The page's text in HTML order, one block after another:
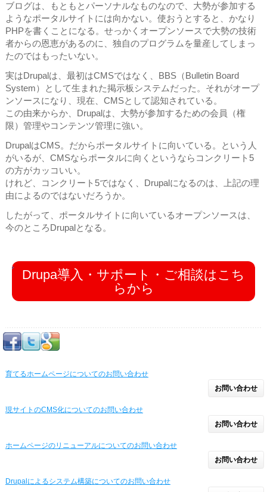
ブログは、もともとパーソナルなものなので、大勢が参加する
ようなポータルサイトには向かない。使おうとすると、かなり
PHPを書くことになる。せっかくオープンソースで大勢の技術
者からの恩恵があるのに、独自のプログラムを量産してしまっ
たのではもったいない。
実はDrupalは、最初はCMSではなく、BBS（Bulletin Board
System）として生まれた掲示板システムだった。それがオープ
ンソースになり、現在、CMSとして認知されている。
この由来からか、Drupalは、大勢が参加するための会員（権
限）管理やコンテンツ管理に強い。
DrupalはCMS。だからポータルサイトに向いている。という人
がいるが、CMSならポータルに向くというならコンクリート5
の方がカッコいい。
けれど、コンクリート5ではなく、Drupalになるのは、上記の理
由によるのではないだろうか。
したがって、ポータルサイトに向いているオープンソースは、
今のところDrupalとなる。
Drupa導入・サポート・ご相談はこち
らから
育てるホームページについてのお問い合わせ
お問い合わせ
現サイトのCMS化についてのお問い合わせ
お問い合わせ
ホームページのリニューアルについてのお問い合わせ
お問い合わせ
Drupalによるシステム構築についてのお問い合わせ